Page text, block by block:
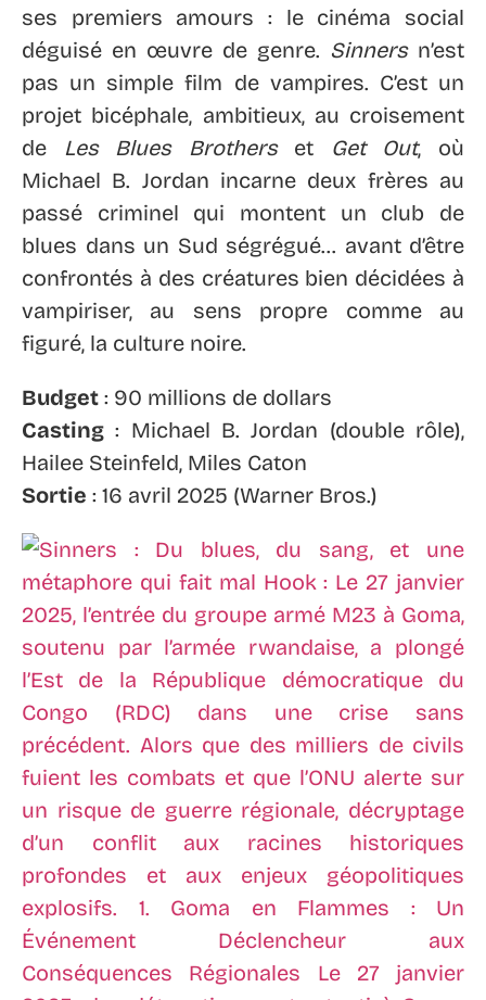
ses premiers amours : le cinéma social
déguisé en œuvre de genre. Sinnersn’est
pas un simple film de vampires. C’est un
projet bicéphale, ambitieux, au croisement
de Les Blues Brotherset Get Out, où
Michael B. Jordan incarne deux frères au
passé criminel qui montent un club de
blues dans un Sud ségrégué… avant d’être
confrontés à des créatures bien décidées à
vampiriser, au sens propre comme au
figuré, la culture noire.
Budget : 90 millions de dollars
Casting : Michael B. Jordan (double rôle),
Hailee Steinfeld, Miles Caton
Sortie : 16 avril 2025 (Warner Bros.)